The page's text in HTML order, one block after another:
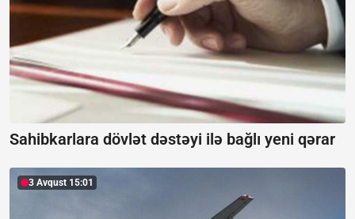
Sahibkarlara dövlət dəstəyi ilə bağlı yeni qərar
3 Avqust 15:01